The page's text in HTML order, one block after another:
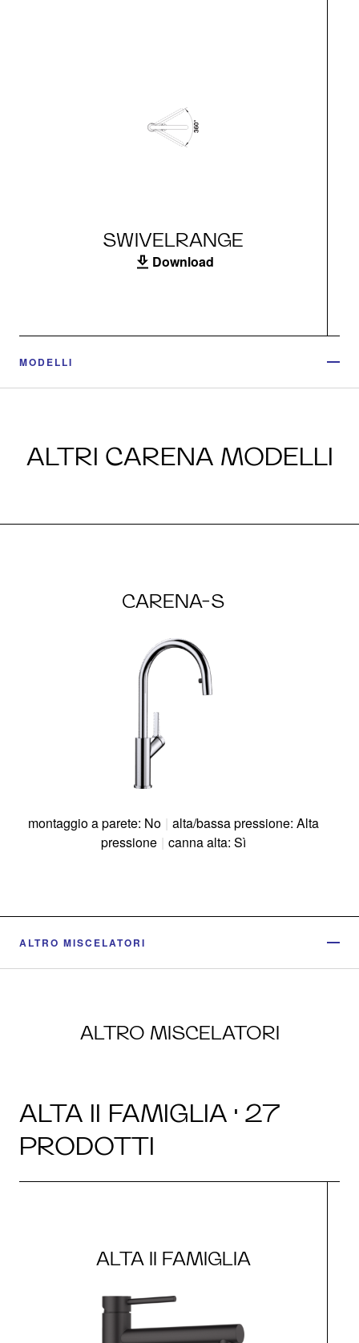
SWIVELRANGE
Download
MODELLI
ALTRI CARENA MODELLI
CARENA-S
montaggio a parete: No | alta/bassa pressione: Alta
pressione | canna alta: Sì
ALTRO MISCELATORI
ALTRO MISCELATORI
ALTA II FAMIGLIA · 27
PRODOTTI
ALTA II FAMIGLIA